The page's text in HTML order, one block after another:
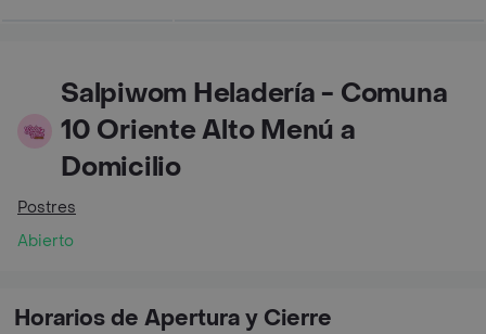
Salpiwom Heladería - Comuna
10 Oriente Alto Menú a
Domicilio
Postres
Abierto
Horarios de Apertura y Cierre